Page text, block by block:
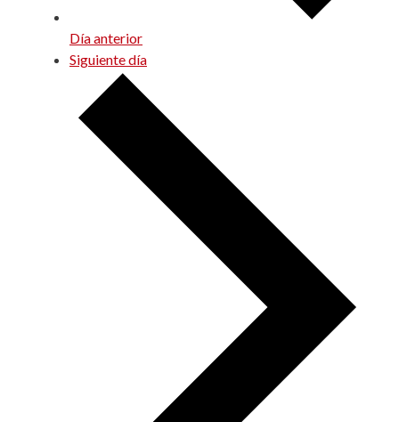
Día anterior
Siguiente día